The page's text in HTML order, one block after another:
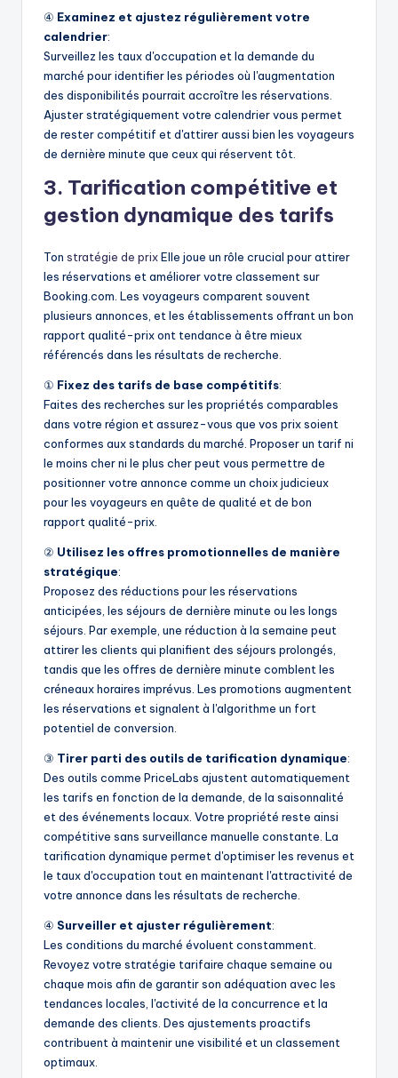
④ Examinez et ajustez régulièrement votre
calendrier:
Surveillez les taux d'occupation et la demande du
marché pour identifier les périodes où l'augmentation
des disponibilités pourrait accroître les réservations.
Ajuster stratégiquement votre calendrier vous permet
de rester compétitif et d'attirer aussi bien les voyageurs
de dernière minute que ceux qui réservent tôt.
3. Tarification compétitive et
gestion dynamique des tarifs
Ton stratégie de prixElle joue un rôle crucial pour attirer
les réservations et améliorer votre classement sur
Booking.com. Les voyageurs comparent souvent
plusieurs annonces, et les établissements offrant un bon
rapport qualité-prix ont tendance à être mieux
référencés dans les résultats de recherche.
① Fixez des tarifs de base compétitifs:
Faites des recherches sur les propriétés comparables
dans votre région et assurez-vous que vos prix soient
conformes aux standards du marché. Proposer un tarif ni
le moins cher ni le plus cher peut vous permettre de
positionner votre annonce comme un choix judicieux
pour les voyageurs en quête de qualité et de bon
rapport qualité-prix.
② Utilisez les offres promotionnelles de manière
stratégique:
Proposez des réductions pour les réservations
anticipées, les séjours de dernière minute ou les longs
séjours. Par exemple, une réduction à la semaine peut
attirer les clients qui planifient des séjours prolongés,
tandis que les offres de dernière minute comblent les
créneaux horaires imprévus. Les promotions augmentent
les réservations et signalent à l'algorithme un fort
potentiel de conversion.
③ Tirer parti des outils de tarification dynamique:
Des outils comme PriceLabs ajustent automatiquement
les tarifs en fonction de la demande, de la saisonnalité
et des événements locaux. Votre propriété reste ainsi
compétitive sans surveillance manuelle constante. La
tarification dynamique permet d'optimiser les revenus et
le taux d'occupation tout en maintenant l'attractivité de
votre annonce dans les résultats de recherche.
④ Surveiller et ajuster régulièrement:
Les conditions du marché évoluent constamment.
Revoyez votre stratégie tarifaire chaque semaine ou
chaque mois afin de garantir son adéquation avec les
tendances locales, l'activité de la concurrence et la
demande des clients. Des ajustements proactifs
contribuent à maintenir une visibilité et un classement
optimaux.